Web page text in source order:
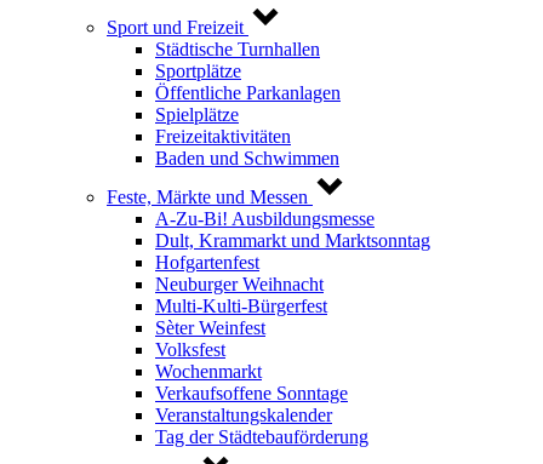
Sport und Freizeit
Städtische Turnhallen
Sportplätze
Öffentliche Parkanlagen
Spielplätze
Freizeitaktivitäten
Baden und Schwimmen
Feste, Märkte und Messen
A-Zu-Bi! Ausbildungsmesse
Dult, Krammarkt und Marktsonntag
Hofgartenfest
Neuburger Weihnacht
Multi-Kulti-Bürgerfest
Sèter Weinfest
Volksfest
Wochenmarkt
Verkaufsoffene Sonntage
Veranstaltungskalender
Tag der Städtebauförderung